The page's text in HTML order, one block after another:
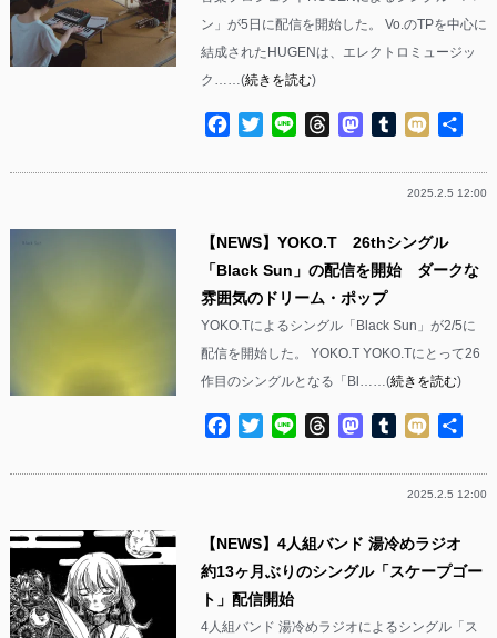
ン」が5日に配信を開始した。 Vo.のTPを中心に
結成されたHUGENは、エレクトロミュージッ
ク……(続きを読む)
Facebook
TwitterLine ThreadsMastodon
Tumblr
Mixi
2025.2.5 12:00
【NEWS】YOKO.T 26thシングル
「Black Sun」の配信を開始 ダークな
雰囲気のドリーム・ポップ
YOKO.Tによるシングル「Black Sun」が2/5に
配信を開始した。 YOKO.T YOKO.Tにとって26
作目のシングルとなる「Bl……(続きを読む)
Facebook
TwitterLine ThreadsMastodon
Tumblr
Mixi
2025.2.5 12:00
【NEWS】4人組バンド 湯冷めラジオ
約13ヶ月ぶりのシングル「スケープゴー
ト」配信開始
4人組バンド 湯冷めラジオによるシングル「ス